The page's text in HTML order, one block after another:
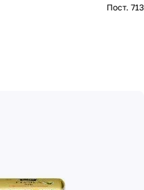
Пост. 713